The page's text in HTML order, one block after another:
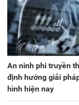
An ninh phi truyền
định hướng giải
hình hiện nay